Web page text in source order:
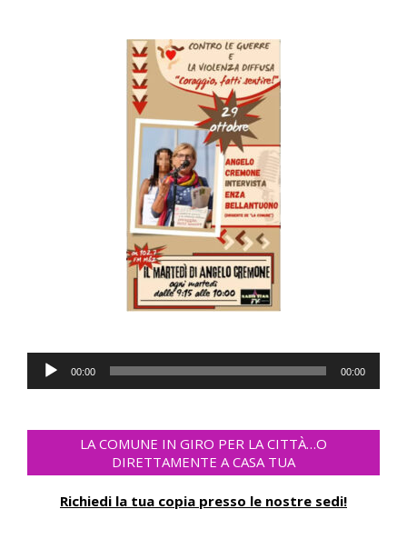
Audio-
Player
00:00 00:00
LA COMUNE IN GIRO PER LA CITTÀ…O
DIRETTAMENTE A CASA TUA
Richiedi la tua copia presso le nostre sedi!